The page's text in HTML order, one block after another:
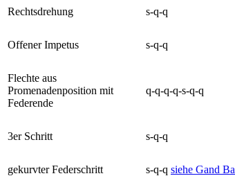
Rechtsdrehung s-q-q
Offener Impetus s-q-q
Flechte aus
Promenadenposition mit
Federende
q-q-q-q-s-q-q
3er Schritt s-q-q
gekurvter Federschritt s-q-q siehe Gand